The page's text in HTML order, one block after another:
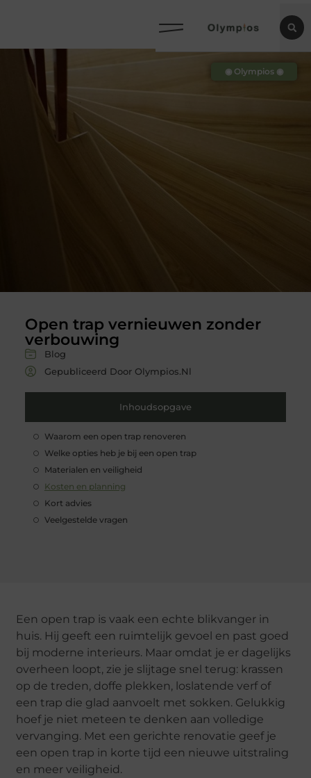
Open trap vernieuwen zonder
verbouwing
Blog
Gepubliceerd Door Olympios.nl
Inhoudsopgave
Waarom een open trap renoveren
Welke opties heb je bij een open trap
Materialen en veiligheid
Kosten en planning
Kort advies
Veelgestelde vragen
◉ Olympios ◉
Een open trap is vaak een echte blikvanger in
huis. Hij geeft een ruimtelijk gevoel en past goed
bij moderne interieurs. Maar omdat je er dagelijks
overheen loopt, zie je slijtage snel terug: krassen
op de treden, doffe plekken, loslatende verf of
een trap die glad aanvoelt met sokken. Gelukkig
hoef je niet meteen te denken aan volledige
vervanging. Met een gerichte renovatie geef je
een open trap in korte tijd een nieuwe uitstraling
en meer veiligheid.